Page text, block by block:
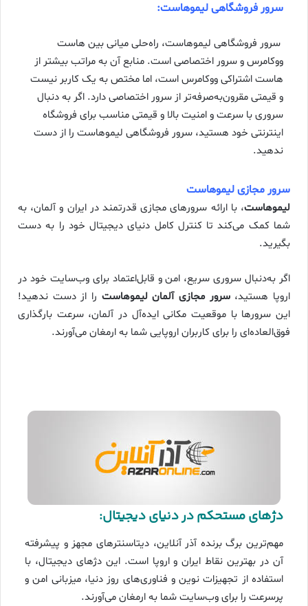
سرور فروشگاهی لیموهاست:
سرور فروشگاهی لیموهاست، راه‌حلی میانی بین هاست
ووکامرس و سرور اختصاصی است. منابع آن به مراتب بیشتر از
هاست اشتراکی ووکامرس است، اما مختص به یک کاربر نیست
و قیمتی مقرون‌به‌صرفه‌تر از سرور اختصاصی دارد. اگر به دنبال
سروری با سرعت و امنیت بالا و قیمتی مناسب برای فروشگاه
اینترنتی خود هستید، سرور فروشگاهی لیموهاست را از دست
ندهید.
سرور مجازی لیموهاست
لیموهاست، با ارائه سرورهای مجازی قدرتمند در ایران و آلمان، به
شما کمک می‌کند تا کنترل کامل دنیای دیجیتال خود را به دست
بگیرید.
اگر به‌دنبال سروری سریع، امن و قابل‌اعتماد برای وب‌سایت خود در
اروپا هستید،سرور مجازی آلمان لیموهاست را از دست ندهید!
این سرورها با موقعیت مکانی ایده‌آل در آلمان، سرعت بارگذاری
فوق‌العاده‌ای را برای کاربران اروپایی شما به ارمغان می‌آورند.
دژهای مستحکم در دنیای دیجیتال:
مهم‌ترین برگ برنده آذر آنلاین، دیتاسنترهای مجهز و پیشرفته
آن در بهترین نقاط ایران و اروپا است. این دژهای دیجیتال، با
استفاده از تجهیزات نوین و فناوری‌های روز دنیا، میزبانی امن و
پرسرعت را برای وب‌سایت شما به ارمغان می‌آورند.